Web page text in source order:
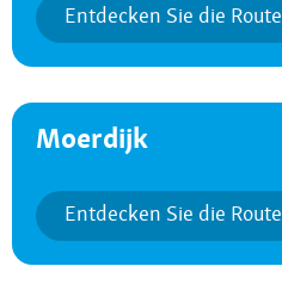
Entdecken Sie die Route
Moerdijk
Entdecken Sie die Route